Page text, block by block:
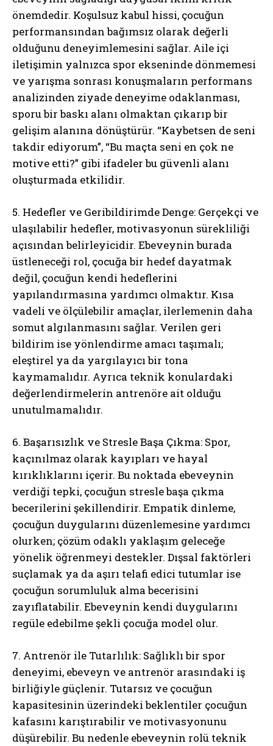
önemdedir. Koşulsuz kabul hissi, çocuğun
performansından bağımsız olarak değerli
olduğunu deneyimlemesini sağlar. Aile içi
iletişimin yalnızca spor ekseninde dönmemesi
ve yarışma sonrası konuşmaların performans
analizinden ziyade deneyime odaklanması,
sporu bir baskı alanı olmaktan çıkarıp bir
gelişim alanına dönüştürür. “Kaybetsen de seni
takdir ediyorum”, “Bu maçta seni en çok ne
motive etti?” gibi ifadeler bu güvenli alanı
oluşturmada etkilidir.
5. Hedefler ve Geribildirimde Denge: Gerçekçi ve
ulaşılabilir hedefler, motivasyonun sürekliliği
açısından belirleyicidir. Ebeveynin burada
üstleneceği rol, çocuğa bir hedef dayatmak
değil, çocuğun kendi hedeflerini
yapılandırmasına yardımcı olmaktır. Kısa
vadeli ve ölçülebilir amaçlar, ilerlemenin daha
somut algılanmasını sağlar. Verilen geri
bildirim ise yönlendirme amacı taşımalı;
eleştirel ya da yargılayıcı bir tona
kaymamalıdır. Ayrıca teknik konulardaki
değerlendirmelerin antrenöre ait olduğu
unutulmamalıdır.
6. Başarısızlık ve Stresle Başa Çıkma: Spor,
kaçınılmaz olarak kayıpları ve hayal
kırıklıklarını içerir. Bu noktada ebeveynin
verdiği tepki, çocuğun stresle başa çıkma
becerilerini şekillendirir. Empatik dinleme,
çocuğun duygularını düzenlemesine yardımcı
olurken; çözüm odaklı yaklaşım geleceğe
yönelik öğrenmeyi destekler. Dışsal faktörleri
suçlamak ya da aşırı telafi edici tutumlar ise
çocuğun sorumluluk alma becerisini
zayıflatabilir. Ebeveynin kendi duygularını
regüle edebilme şekli çocuğa model olur.
7. Antrenör ile Tutarlılık: Sağlıklı bir spor
deneyimi, ebeveyn ve antrenör arasındaki iş
birliğiyle güçlenir. Tutarsız ve çocuğun
kapasitesinin üzerindeki beklentiler çocuğun
kafasını karıştırabilir ve motivasyonunu
düşürebilir. Bu nedenle ebeveynin rolü teknik